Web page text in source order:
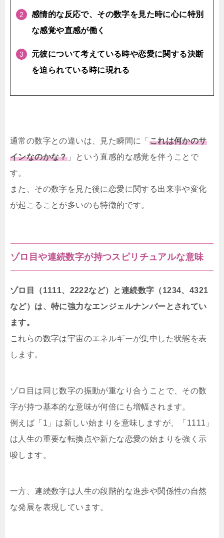
感情的な反応で、その数字を見た時に心に特別
な感覚や直感が働く
元彼について考えている時や恋愛に関する決断
を迫られている時に現れる
通常の数字との違いは、見た瞬間に「 これは何かのサ
インなのかな？」という直感的な感覚を伴うことで
す。
また、その数字を見た後に恋愛に関する出来事や変化
が起こることが多いのも特徴的です。
ゾロ目や連続数字が持つスピリチュアルな意味
ゾロ目（1111、2222など）と連続数字（1234、4321
など）は、特に強力なエンジェルナンバーとされてい
ます。
これらの数字は宇宙のエネルギーが集中した状態を表
します。
ゾロ目は同じ数字の振動が重なり合うことで、その数
字が持つ基本的な意味が何倍にも増幅されます。
例えば「1」は新しい始まりを意味しますが、「1111」
は人生の重要な転換点や新たな恋愛の始まりを強く示
唆します。
一方、連続数字は人生の段階的な進歩や関係性の自然
な発展を表現しています。